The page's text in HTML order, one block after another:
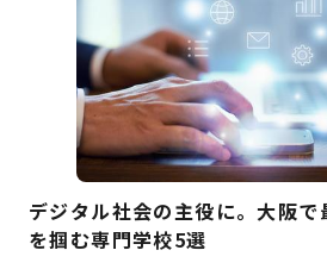
デジタル社会の主役に。大阪
を掴む専門学校5選